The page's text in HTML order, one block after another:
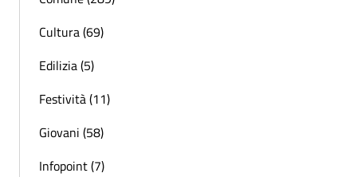
Cultura (69)
Edilizia (5)
Festività (11)
Giovani (58)
Infopoint (7)